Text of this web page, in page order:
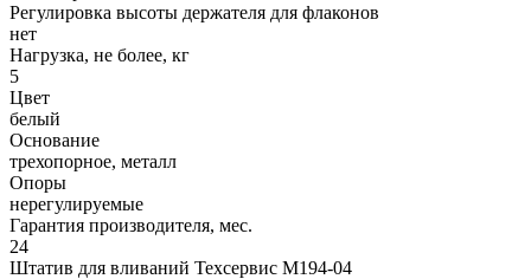
Регулировка высоты держателя для флаконов
нет
Нагрузка, не более, кг
5
Цвет
белый
Основание
трехопорное, металл
Опоры
нерегулируемые
Гарантия производителя, мес.
24
Штатив для вливаний Техсервис М194-04